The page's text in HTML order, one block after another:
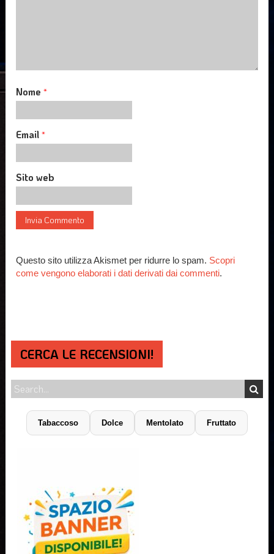
Nome*
Email*
Sito web
Questo sito utilizza Akismet per ridurre lo spam. Scopri
come vengono elaborati i dati derivati dai commenti.
CERCA LE RECENSIONI!
Tabaccoso Dolce Mentolato Fruttato